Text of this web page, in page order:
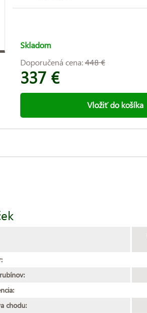
Skladom
Doporučená cena:448 €
337 €
Vložiť do košíka
chodu: